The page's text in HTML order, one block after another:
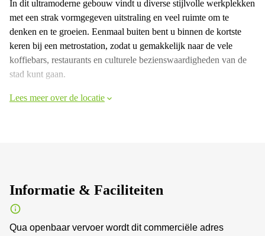
In dit ultramoderne gebouw vindt u diverse stijlvolle werkplekken
met een strak vormgegeven uitstraling en veel ruimte om te
denken en te groeien. Eenmaal buiten bent u binnen de kortste
keren bij een metrostation, zodat u gemakkelijk naar de vele
koffiebars, restaurants en culturele bezienswaardigheden van de
stad kunt gaan.
Lees meer over de locatie
Informatie & Faciliteiten
Qua openbaar vervoer wordt dit commerciële adres